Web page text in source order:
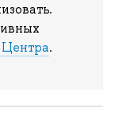
Центра.